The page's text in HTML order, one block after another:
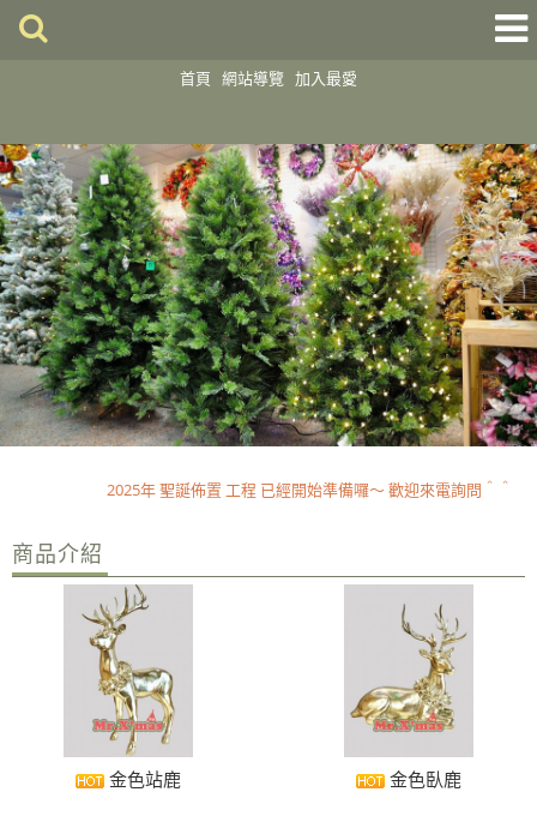
首頁 網站導覽 加入最愛
2025 聖誕佈置開跑囉～～歡迎到店選購
2025年 聖誕佈置 工程 已經開始準備囉～ 歡迎來電詢問＾＾
商品介紹
金色站鹿 金色臥鹿